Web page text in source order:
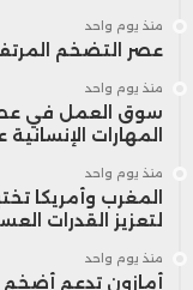
الاصطناعي لن
ستتحول إلى
شكل مدفوعات
في المقابل،
هذا التقارب
منذ يوم واحد
عصر التضخم
منذ يوم واحد
سوق العمل في عصر
المهارات
منذ يوم واحد
المغرب وأمريكا
لتعزيز القدرات
منذ يوم واحد
أمازون تدعم أضخم